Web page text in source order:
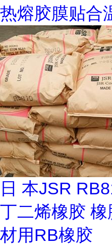
热熔胶膜贴合
日 本JSR
丁二烯橡胶
材用RB橡胶